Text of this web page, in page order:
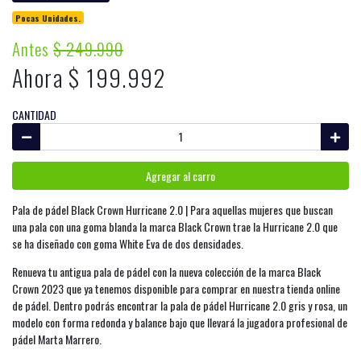
Pocas Unidades.
Antes$ 249.990
Ahora $ 199.992
CANTIDAD
Agregar al carro
Pala de pádel Black Crown Hurricane 2.0 | Para aquellas mujeres que buscan
una pala con una goma blanda la marca Black Crown trae la Hurricane 2.0 que
se ha diseñado con goma White Eva de dos densidades.
Renueva tu antigua pala de pádel con la nueva colección de la marca Black
Crown 2023 que ya tenemos disponible para comprar en nuestra tienda online
de pádel. Dentro podrás encontrar la pala de pádel Hurricane 2.0 gris y rosa, un
modelo con forma redonda y balance bajo que llevará la jugadora profesional de
pádel Marta Marrero.